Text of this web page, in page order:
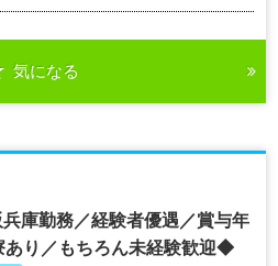
気になる
庫勤務／経験者優遇／賞与年
あり／もちろん未経験歓迎◆